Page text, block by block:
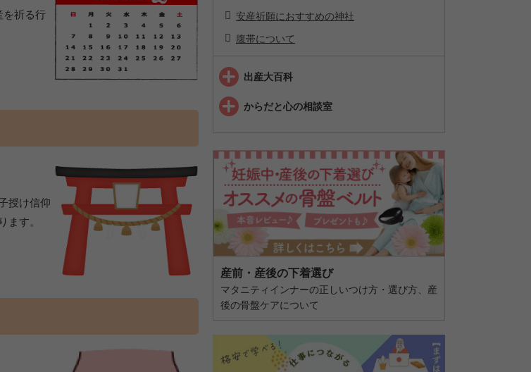
を祈る行
授け信仰
ます。
安産祈願におすすめの神社
腹帯について
出産大百科
からだと心の相談室
産前・産後の下着選び
マタニティインナーの正しいつけ方・選び方、産
後の骨盤ケアについて